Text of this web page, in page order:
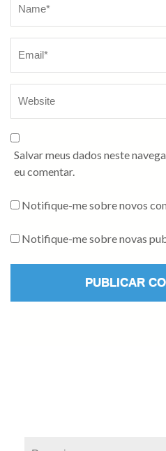
Salvar meus dados neste
eu comentar.
Notifique-me sobre novos
Notifique-me sobre novas